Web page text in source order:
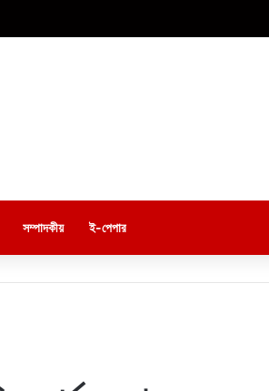
সম্পাদকীয় ই-পেপার